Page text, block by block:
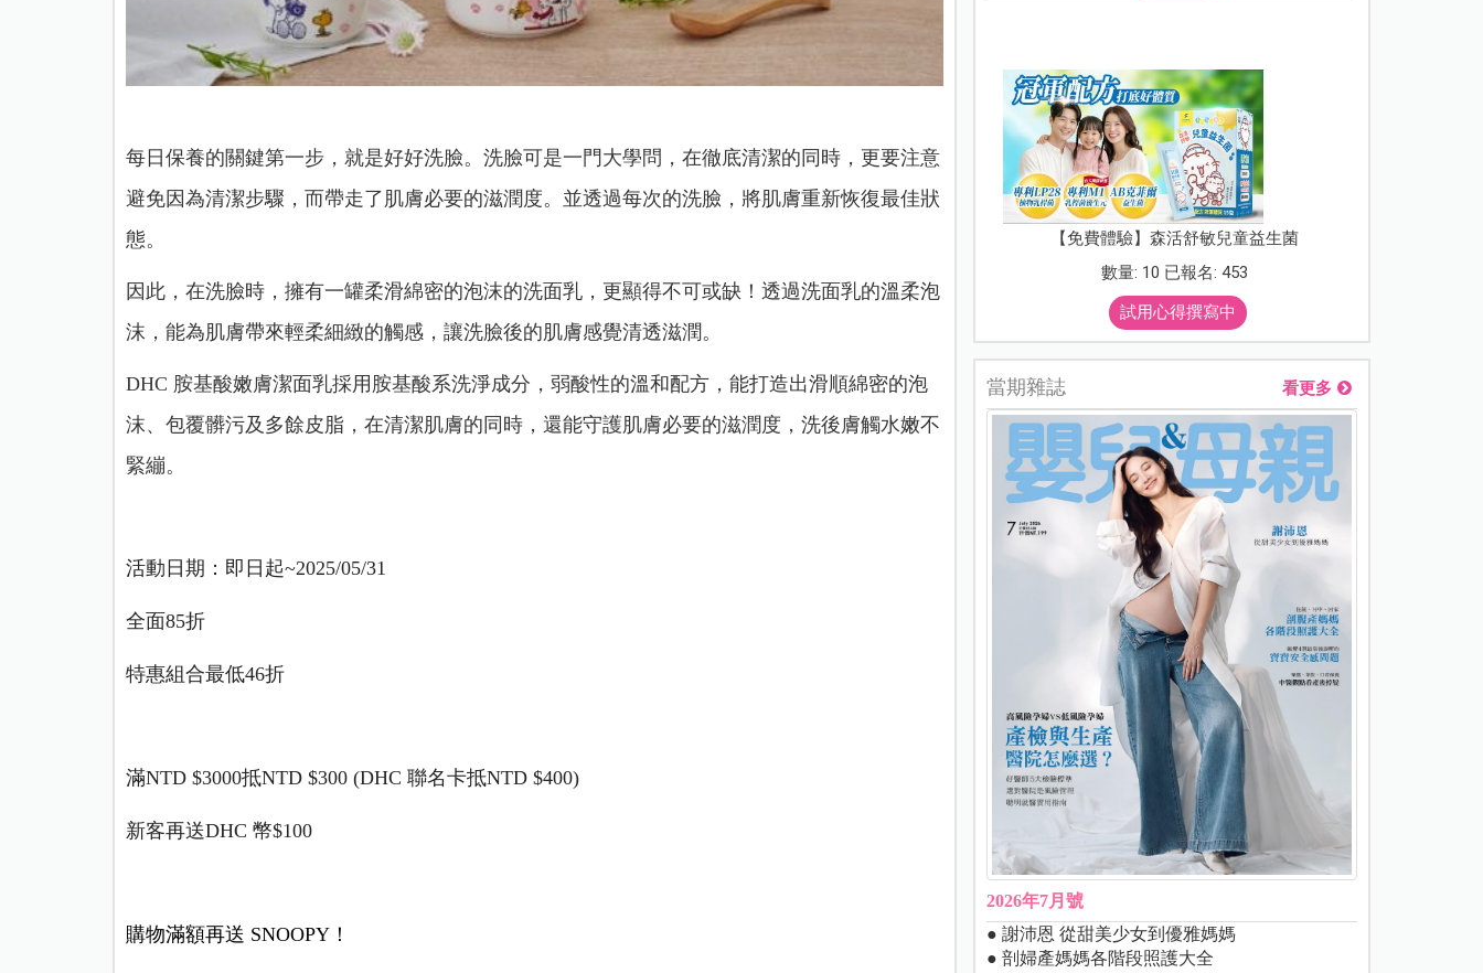
每日保養的關鍵第一步，就是好好洗臉。洗臉可是一門大學問，在徹底清潔的同時，更要注意
避免因為清潔步驟，而帶走了肌膚必要的滋潤度。並透過每次的洗臉，將肌膚重新恢復最佳狀
態。
因此，在洗臉時，擁有一罐柔滑綿密的泡沫的洗面乳，更顯得不可或缺！透過洗面乳的溫柔泡
沫，能為肌膚帶來輕柔細緻的觸感，讓洗臉後的肌膚感覺清透滋潤。
DHC 胺基酸嫩膚潔面乳採用胺基酸系洗淨成分，弱酸性的溫和配方，能打造出滑順綿密的泡
沫、包覆髒污及多餘皮脂，在清潔肌膚的同時，還能守護肌膚必要的滋潤度，洗後膚觸水嫩不
緊繃。
活動日期：即日起~2025/05/31
全面85折
特惠組合最低46折
滿NTD $3000抵NTD $300 (DHC 聯名卡抵NTD $400)
新客再送DHC 幣$100
購物滿額再送 SNOOPY！
【免費體驗】森活舒敏兒童益生菌
數量: 10 已報名: 453
試用心得撰寫中
當期雜誌 看更多
2026年7月號
● 謝沛恩 從甜美少女到優雅媽媽
● 剖婦產媽媽各階段照護大全